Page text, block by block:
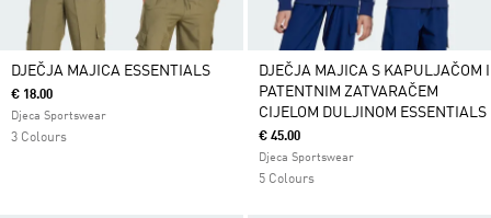
DJEČJA MAJICA ESSENTIALS
€ 18.00
Djeca Sportswear
3 Colours
DJEČJA MAJICA S KAPULJAČOM I
PATENTNIM ZATVARAČEM
CIJELOM DULJINOM ESSENTIALS
€ 45.00
Djeca Sportswear
5 Colours